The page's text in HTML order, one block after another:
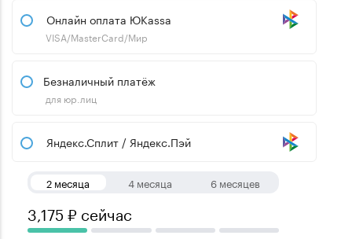
Онлайн оплата ЮKassa
VISA/MasterCard/Мир
Безналичный платёж
для юр.лиц
Яндекс.Сплит / Яндекс.Пэй
2 месяца 4 месяца 6 месяцев
3,175 ₽ сейчас